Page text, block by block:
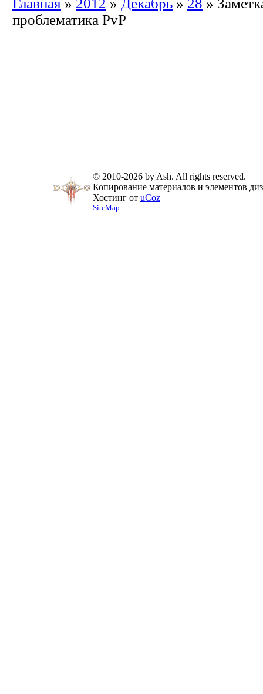
Главная » 2012 » Декабрь » 28 »
проблематика PvP
© 2010-2026 by Ash. All rights reserved.
Копирование материалов и элементов
Хостинг от uCoz
SiteMap